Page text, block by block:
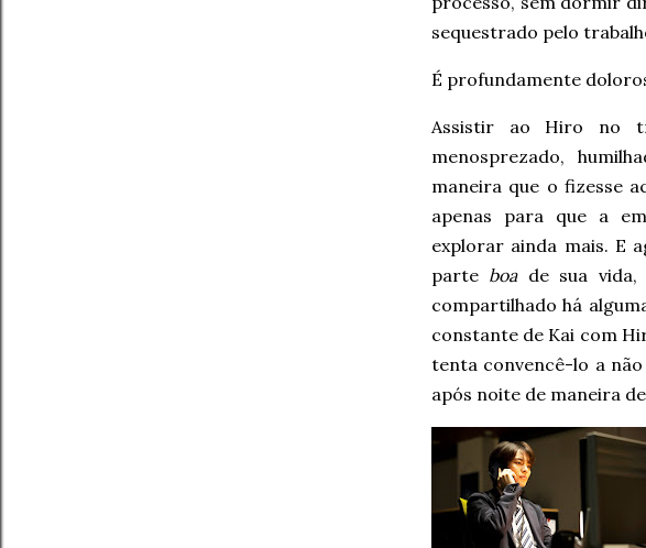
sequestrado pelo
É profundamente
Assistir ao Hiro no
menosprezado,
maneira que o fizesse
apenas para que a
explorar ainda mais. E
parte boade sua vida,
compartilhado há
constante de Kai com
tenta convencê-lo a
após noite de maneira